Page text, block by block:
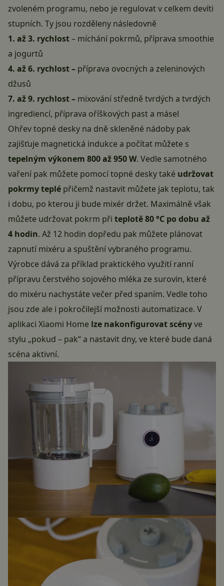
zvoleném programu, nebo je regulovat v celkem devíti
stupních. Ty jsou rozděleny následovně
1. až 3. rychlost– míchání pokrmů, příprava smoothie
a jogurtů
4. až 6. rychlost – příprava ovocných a zeleninových
džusů
7. až 9. rychlost – mixování středně tvrdých a tvrdých
ingrediencí, příprava oříškových past a másel
Ohřev topné desky na dně skleněné nádoby pak
zajišťuje magnetická indukce a počítat můžete s
tepelným výkonem 800 až 950 W. Vedle samotného
vaření pak můžete pomocí topné desky také udržovat
pokrmy teplé přičemž nastavit můžete jak teplotu, tak
i dobu, po kterou ji bude mixér držet. Maximálně však
můžete udržovat pokrm při teplotě 80 °C po dobu až
4 hodin. Až 12 hodin dopředu pak můžete plánovat
zapnutí mixéru a spuštění vybraného programu.
Výrobce dává za příklad praktického využití ranní
přípravu čerstvého sojového mléka ze surovin, které
do mixéru nachystáte večer před spaním. Vedle toho
jsou zde ale i pokročilejší možnosti automatizace. V
aplikaci Xiaomi Home lze nakonfigurovat scényve
stylu „pokud – pak“ a nastavit dny, ve které bude daná
scéna aktivní.